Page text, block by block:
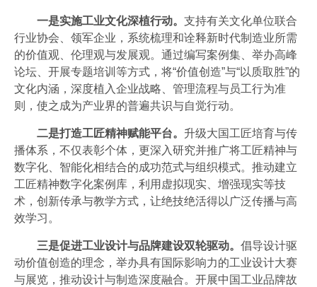
一是实施工业文化深植行动。 支持有关文化单位联合
行业协会、领军企业，系统梳理和诠释新时代制造业所需
的价值观、伦理观与发展观。通过编写案例集、举办高峰
论坛、开展专题培训等方式，将“价值创造”与“以质取胜”的
文化内涵，深度植入企业战略、管理流程与员工行为准
则，使之成为产业界的普遍共识与自觉行动。
二是打造工匠精神赋能平台。 升级大国工匠培育与传
播体系，不仅表彰个体，更深入研究并推广将工匠精神与
数字化、智能化相结合的成功范式与组织模式。推动建立
工匠精神数字化案例库，利用虚拟现实、增强现实等技
术，创新传承与教学方式，让绝技绝活得以广泛传播与高
效学习。
三是促进工业设计与品牌建设双轮驱动。 倡导设计驱
动价值创造的理念，举办具有国际影响力的工业设计大赛
与展览，推动设计与制造深度融合。开展中国工业品牌故